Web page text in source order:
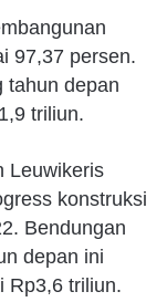
97,37 persen.
tahun depan
triliun.
Leuwikeris
konstruksi
Bendungan
depan ini
Rp3,6 triliun.